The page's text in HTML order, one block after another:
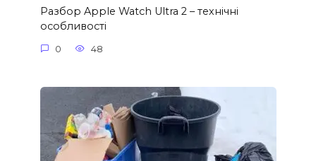
Разбор Apple Watch Ultra 2 – технічні
особливості
0 48